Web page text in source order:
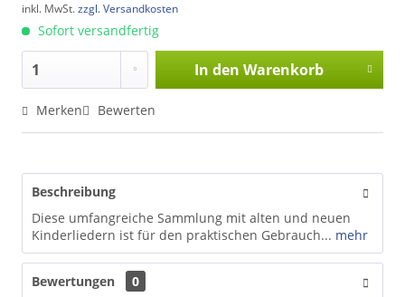
inkl. MwSt.zzgl. Versandkosten
Sofort versandfertig
In den Warenkorb
Merken Bewerten
Beschreibung
Diese umfangreiche Sammlung mit alten und neuen
Kinderliedern ist für den praktischen Gebrauch... mehr
Bewertungen
0